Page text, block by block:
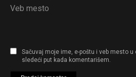
Veb mesto
Sačuvaj moje ime, e-poštu i veb mesto u
sledeći put kada komentarišem.